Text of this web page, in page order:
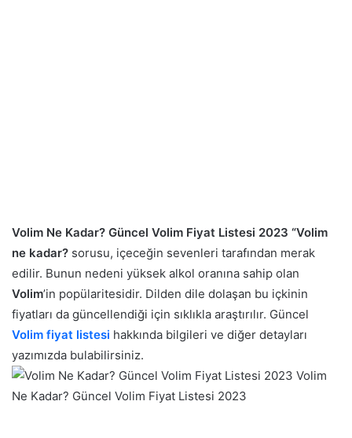
Volim Ne Kadar? Güncel Volim Fiyat Listesi 2023 “Volim
ne kadar? sorusu, içeceğin sevenleri tarafından merak
edilir. Bunun nedeni yüksek alkol oranına sahip olan
Volim’in popülaritesidir. Dilden dile dolaşan bu içkinin
fiyatları da güncellendiği için sıklıkla araştırılır. Güncel
Volim fiyat listesi hakkında bilgileri ve diğer detayları
yazımızda bulabilirsiniz.
Volim
Ne Kadar? Güncel Volim Fiyat Listesi 2023